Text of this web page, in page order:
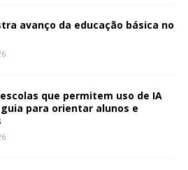
avanço da educação básica no
que permitem uso de IA
para orientar alunos e